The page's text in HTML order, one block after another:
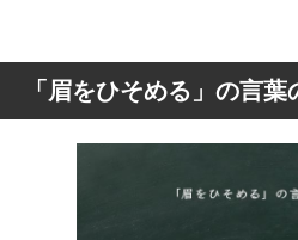
「眉をひそめる」の言葉